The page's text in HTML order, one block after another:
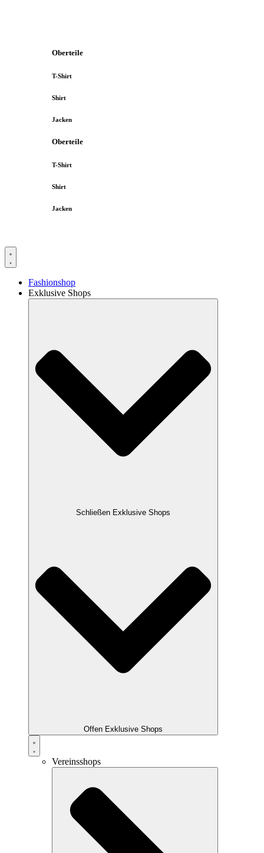
Oberteile
T-Shirt
Shirt
Jacken
Oberteile
T-Shirt
Shirt
Jacken
Fashionshop
Exklusive Shops
Schließen Exklusive Shops
Offen Exklusive Shops
Vereinsshops